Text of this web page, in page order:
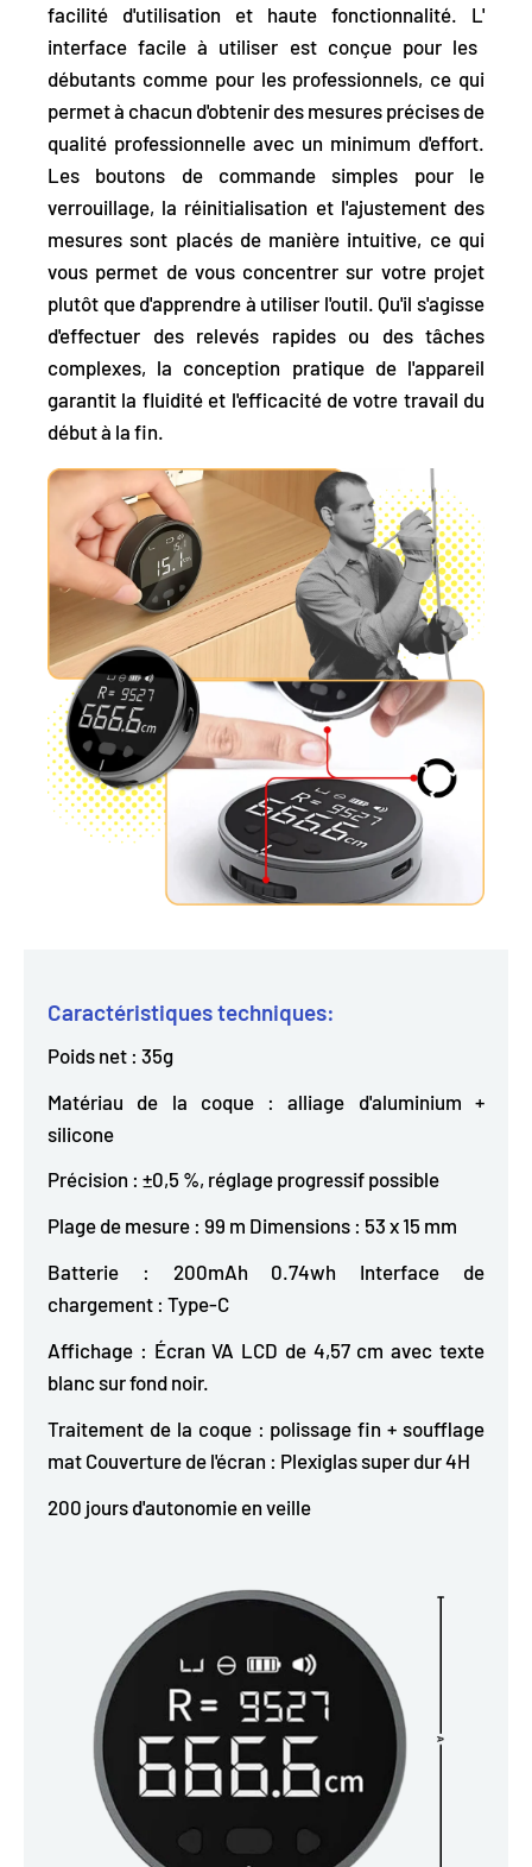
facilité d'utilisation et haute fonctionnalité. L'
interface facile à utiliser est conçue pour les
débutants comme pour les professionnels, ce qui
permet à chacun d'obtenir des mesures précises de
qualité professionnelle avec un minimum d'effort.
Les boutons de commande simples pour le
verrouillage, la réinitialisation et l'ajustement des
mesures sont placés de manière intuitive, ce qui
vous permet de vous concentrer sur votre projet
plutôt que d'apprendre à utiliser l'outil. Qu'il s'agisse
d'effectuer des relevés rapides ou des tâches
complexes, la conception pratique de l'appareil
garantit la fluidité et l'efficacité de votre travail du
début à la fin.
Caractéristiques techniques:
Poids net : 35g
Matériau de la coque : alliage d'aluminium +
silicone
Précision : ±0,5 %, réglage progressif possible
Plage de mesure : 99 m Dimensions : 53 x 15 mm
Batterie : 200mAh 0.74wh Interface de
chargement : Type-C
Affichage : Écran VA LCD de 4,57 cm avec texte
blanc sur fond noir.
Traitement de la coque : polissage fin + soufflage
mat Couverture de l'écran : Plexiglas super dur 4H
200 jours d'autonomie en veille